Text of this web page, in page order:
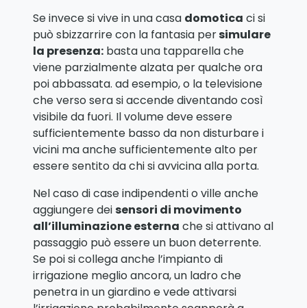
Se invece si vive in una casa domotica ci si
può sbizzarrire con la fantasia persimulare
la presenza: basta una tapparella che
viene parzialmente alzata per qualche ora
poi abbassata. ad esempio, o la televisione
che verso sera si accende diventando così
visibile da fuori. Il volume deve essere
sufficientemente basso da non disturbare i
vicini ma anche sufficientemente alto per
essere sentito da chi si avvicina alla porta.
Nel caso di case indipendenti o ville anche
aggiungere deisensori di movimento
all’illuminazione esterna che si attivano al
passaggio può essere un buon deterrente.
Se poi si collega anche l’impianto di
irrigazione meglio ancora, un ladro che
penetra in un giardino e vede attivarsi